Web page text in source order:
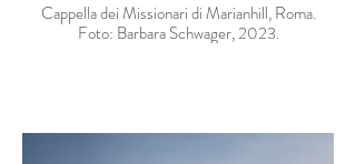
Cappella dei Missionari di Marianhill, Roma.
Foto: Barbara Schwager, 2023.